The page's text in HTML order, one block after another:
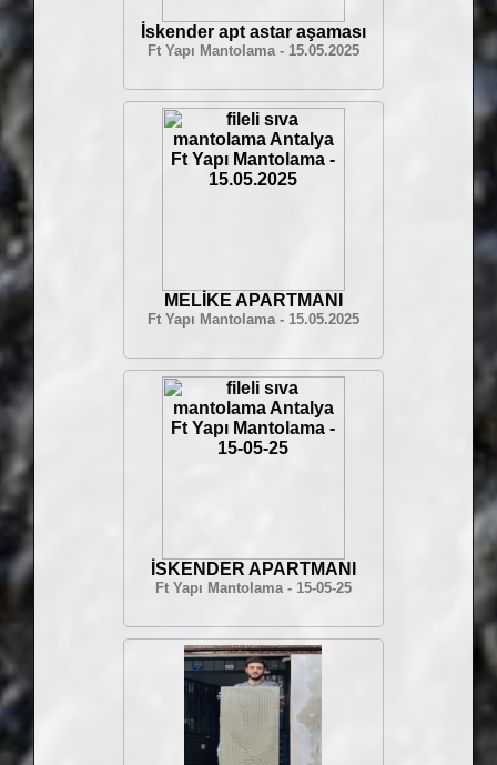
İskender apt astar aşaması
Ft Yapı Mantolama - 15.05.2025
MELİKE APARTMANI
Ft Yapı Mantolama - 15.05.2025
İSKENDER APARTMANI
Ft Yapı Mantolama - 15-05-25